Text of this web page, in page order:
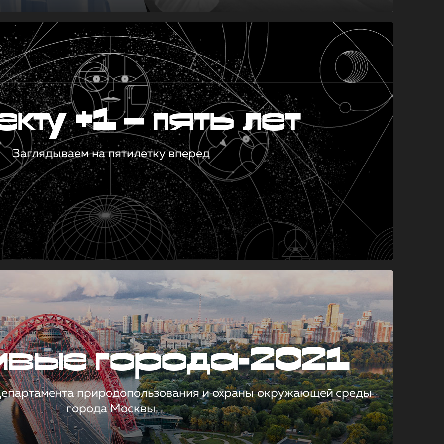
+1 — пять лет
Заглядываем на пятилетку вперед
города-2021
природопользования и охраны окружающей среды
города Москвы